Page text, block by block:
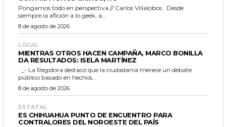
Pongamos todo en perspectiva // Carlos Villalobos Desde
siempre la afición a lo geek, a...
8 de agosto de 2026
LOCAL
MIENTRAS OTROS HACEN CAMPAÑA, MARCO BONILLA
DA RESULTADOS: ISELA MARTÍNEZ
público basado en hechos...
8 de agosto de 2026
ESTATAL
ES CHIHUAHUA PUNTO DE ENCUENTRO PARA
CONTRALORES DEL NOROESTE DEL PAÍS